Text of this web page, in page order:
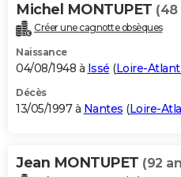
Michel MONTUPET (48
Créer une cagnotte obsèques
Naissance
04/08/1948 à Issé (Loire-
Décès
13/05/1997 à Nantes (Loire-
Jean MONTUPET (92